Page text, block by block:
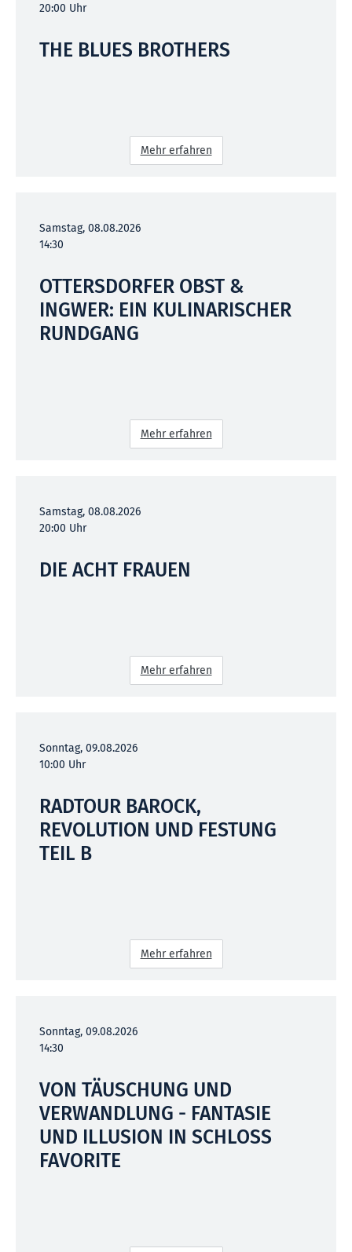
20:00 Uhr
THE BLUES BROTHERS
Mehr erfahren
Samstag, 08.08.2026
14:30
OTTERSDORFER OBST &
INGWER: EIN KULINARISCHER
RUNDGANG
Mehr erfahren
Samstag, 08.08.2026
20:00 Uhr
DIE ACHT FRAUEN
Mehr erfahren
Sonntag, 09.08.2026
10:00 Uhr
RADTOUR BAROCK,
REVOLUTION UND FESTUNG
TEIL B
Mehr erfahren
Sonntag, 09.08.2026
14:30
VON TÄUSCHUNG UND
VERWANDLUNG - FANTASIE
UND ILLUSION IN SCHLOSS
FAVORITE